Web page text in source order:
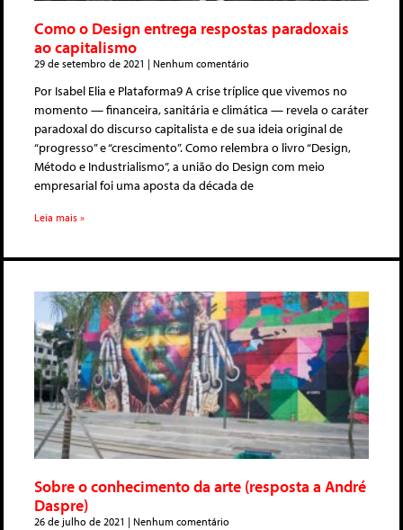
Como o Design entrega respostas paradoxais
ao capitalismo
29 de setembro de 2021 Nenhum comentário
Por Isabel Elia e Plataforma9 A crise tríplice que vivemos no
momento — financeira, sanitária e climática — revela o caráter
paradoxal do discurso capitalista e de sua ideia original de
“progresso” e “crescimento”. Como relembra o livro “Design,
Método e Industrialismo”, a união do Design com meio
empresarial foi uma aposta da década de
Leia mais »
Sobre o conhecimento da arte (resposta a André
Daspre)
26 de julho de 2021 Nenhum comentário